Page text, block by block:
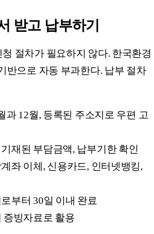
받고 납부하기
절차가 필요하지 않다. 한국환경
반으로 자동 부과한다. 납부 절차
과 12월, 등록된 주소지로 우편 고
재된 부담금액, 납부기한 확인
좌 이체, 신용카드, 인터넷뱅킹,
부터 30일 이내 완료
빙자료로 활용